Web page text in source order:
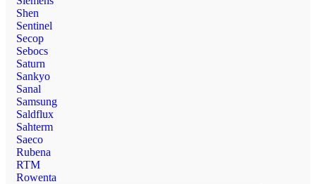
Shen
Sentinel
Secop
Sebocs
Saturn
Sankyo
Sanal
Samsung
Saldflux
Sahterm
Saeco
Rubena
RTM
Rowenta